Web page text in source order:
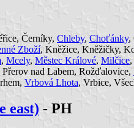
Černíky, Chleby, Choťánky,
Zboží, Kněžice, Kněžičky,
, Mcely, Městec Králové, Milčice,
nad Labem, Rožďalovice,
Vrbová Lhota, Vrbice,
east) - PH